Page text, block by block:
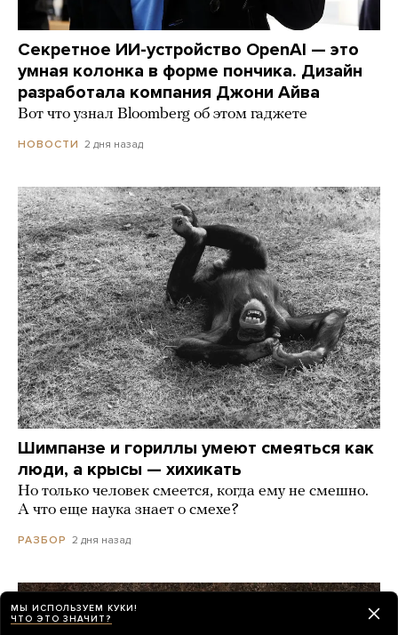
Секретное ИИ-устройство OpenAI — это
умная колонка в форме пончика. Дизайн
разработала компания Джони Айва
Вот что узнал Bloomberg об этом гаджете
НОВОСТИ 2 дня назад
Шимпанзе и гориллы умеют смеяться как
люди, а крысы — хихикать
Но только человек смеется, когда ему не смешно.
А что еще наука знает о смехе?
РАЗБОР 2 дня назад
МЫ ИСПОЛЬЗУЕМ КУКИ!
ЧТО ЭТО ЗНАЧИТ?